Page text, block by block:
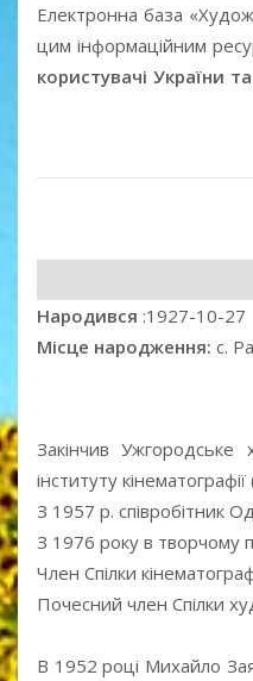
Електронна база
цим інформаційним
користувачі України
Народився :1927-10-27
Місце народження: с.
Закінчив
інституту
З 1957 р. співробітник
З 1976 року в творчому
Член Спілки
Почесний член Спілки
В 1952 році Михайло